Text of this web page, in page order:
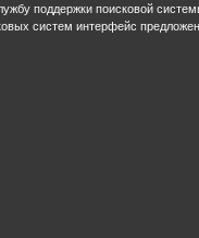
поддержки поисковой
систем интерфейс